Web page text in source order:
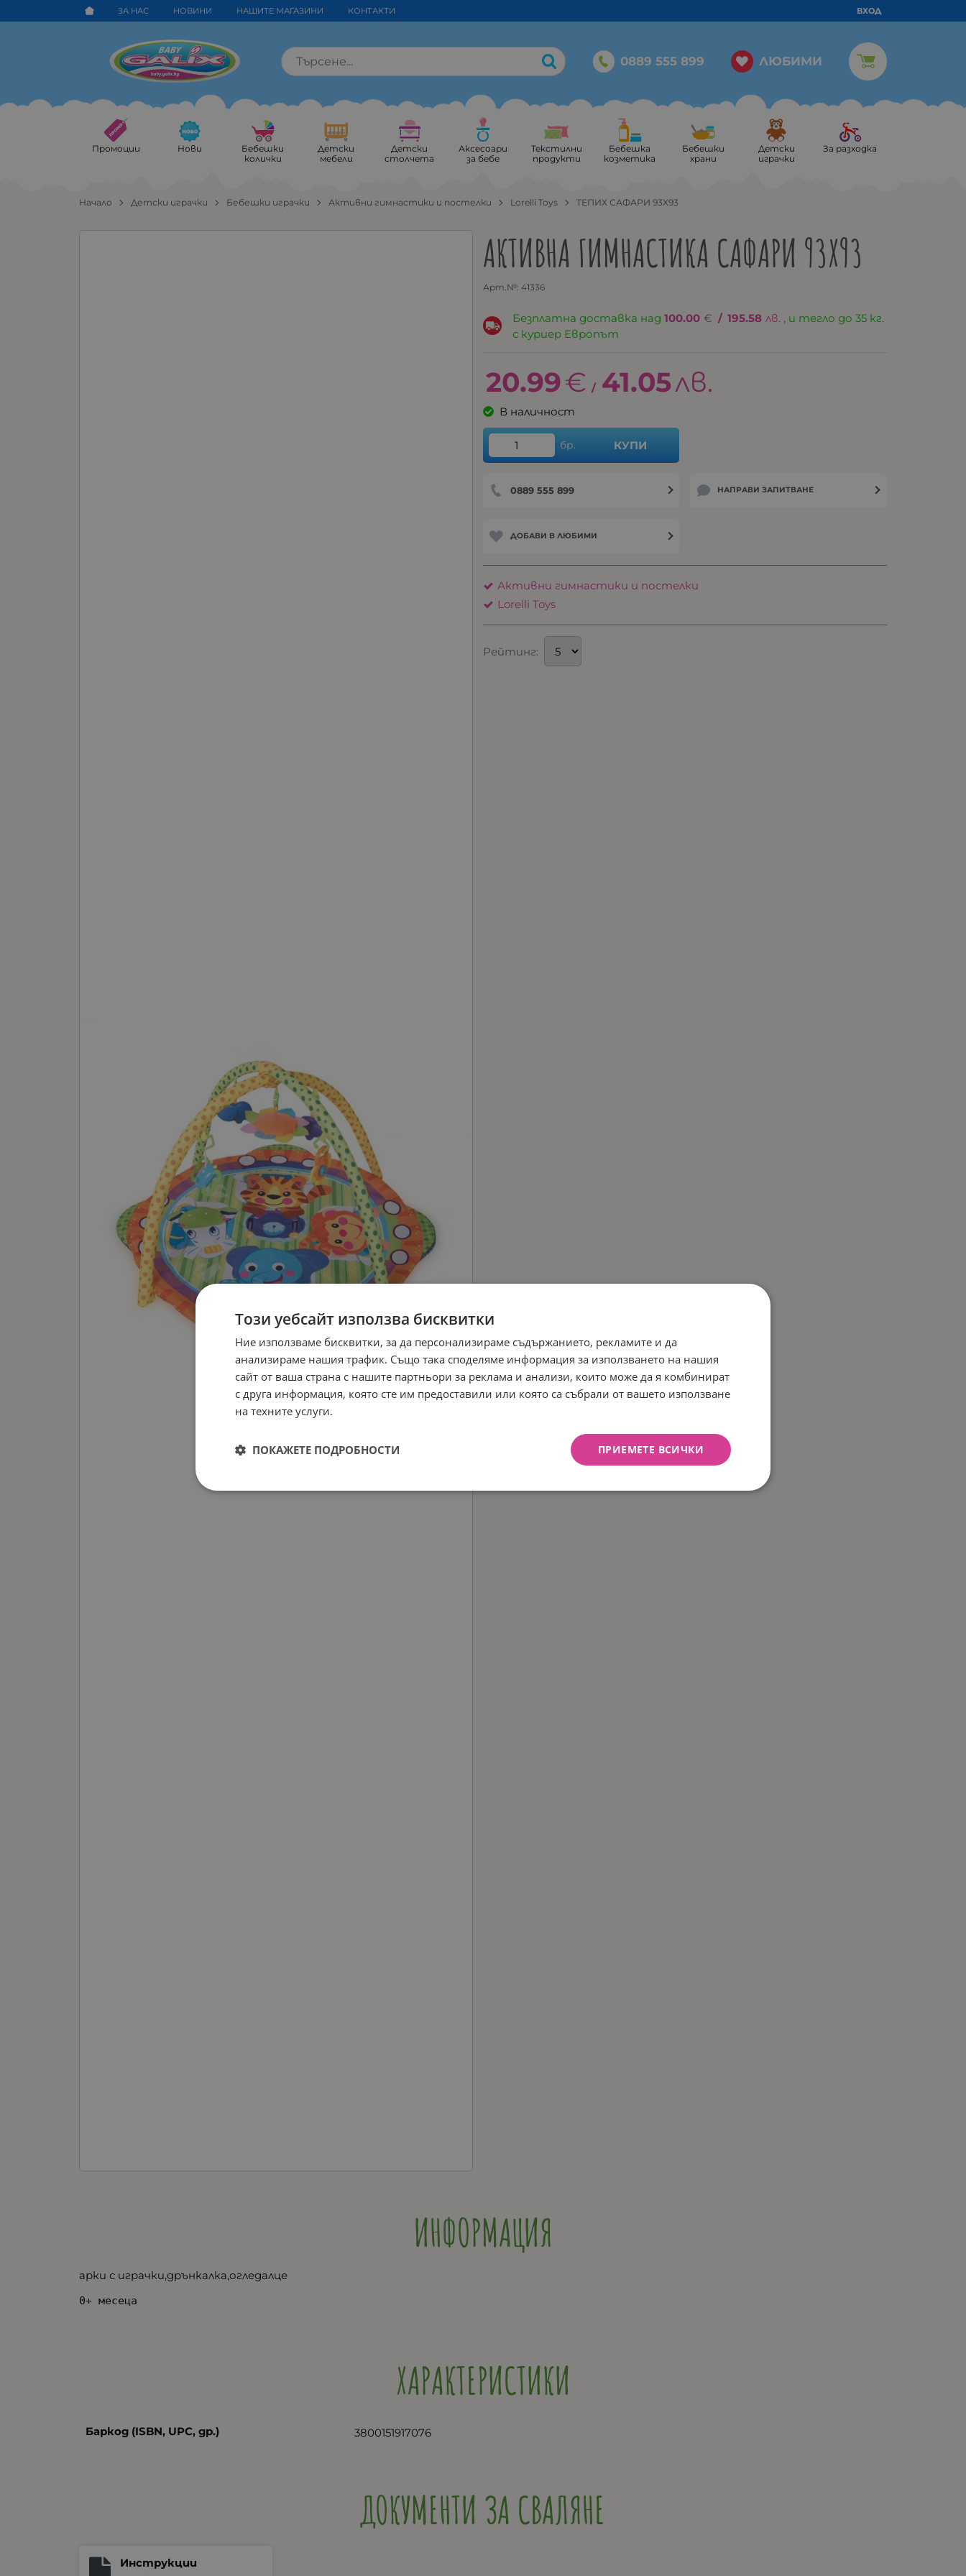
ЗА НАС НОВИНИ НАШИТЕ МАГАЗИНИ КОНТАКТИ ВХОД
0889 555 899 ЛЮБИМИ
Промоции Нови
Бебешки
колички
Детски
мебели
Детски
столчета
Аксесоари
за бебе
Текстилни
продукти
Бебешка
козметика
Бебешки
храни
Детски
играчки
За разходка
Начало Детски играчки Бебешки играчки Активни гимнастики и постелки Lorelli Toys ТЕПИХ САФАРИ 93X93
АКТИВНА ГИМНАСТИКА САФАРИ 93X93
Арт.№: 41336
Безплатна доставка над100.00 € / 195.58 лв. , и тегло до 35 кг.
с куриер Европът
20.99€ / 41.05лв.
В наличност
бр. КУПИ
0889 555 899 НАПРАВИ ЗАПИТВАНЕ
ДОБАВИ В ЛЮБИМИ
Активни гимнастики и постелки
Lorelli Toys
Рейтинг:
ИНФОРМАЦИЯ
арки с играчки,дрънкалка,огледалце
0+ месеца
ХАРАКТЕРИСТИКИ
Баркод (ISBN, UPC, др.) 3800151917076
ДОКУМЕНТИ ЗА СВАЛЯНЕ
Инструкции
Този уебсайт използва бисквитки
Ние използваме бисквитки, за да персонализираме съдържанието, рекламите и да
анализираме нашия трафик. Също така споделяме информация за използването на нашия
сайт от ваша страна с нашите партньори за реклама и анализи, които може да я комбинират
с друга информация, която сте им предоставили или която са събрали от вашето използване
на техните услуги.
ПРИЕМЕТЕ ВСИЧКИ
ПОКАЖЕТЕ ПОДРОБНОСТИ